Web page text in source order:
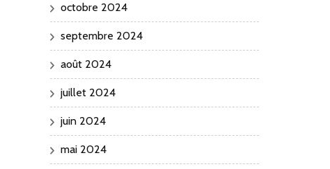
octobre 2024
septembre 2024
août 2024
juillet 2024
juin 2024
mai 2024